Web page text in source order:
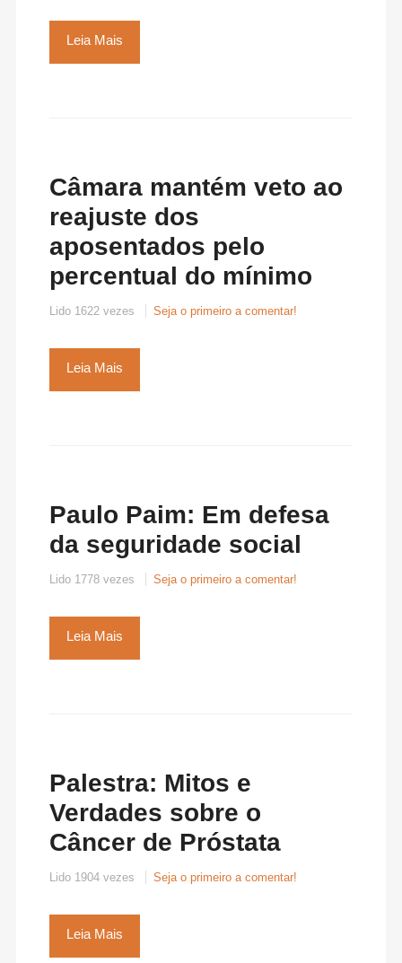
Leia Mais
Câmara mantém veto ao
reajuste dos
aposentados pelo
percentual do mínimo
Lido 1622 vezes Seja o primeiro a comentar!
Leia Mais
Paulo Paim: Em defesa
da seguridade social
Lido 1778 vezes Seja o primeiro a comentar!
Leia Mais
Palestra: Mitos e
Verdades sobre o
Câncer de Próstata
Lido 1904 vezes Seja o primeiro a comentar!
Leia Mais